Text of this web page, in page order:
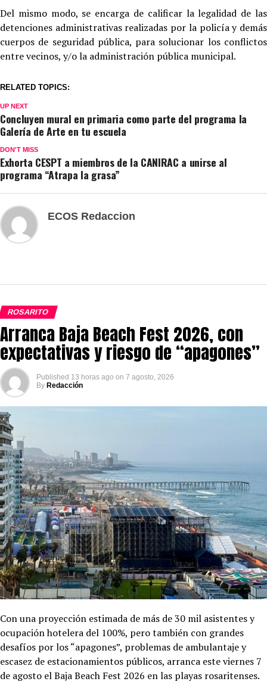
Del mismo modo, se encarga de calificar la legalidad de las
detenciones administrativas realizadas por la policía y demás
cuerpos de seguridad pública, para solucionar los conflictos
entre vecinos, y/o la administración pública municipal.
RELATED TOPICS:
UP NEXT
Concluyen mural en primaria como parte del programa la
Galería de Arte en tu escuela
DON'T MISS
Exhorta CESPT a miembros de la CANIRAC a unirse al
programa “Atrapa la grasa”
ECOS Redaccion
ROSARITO
Arranca Baja Beach Fest 2026, con
expectativas y riesgo de “apagones”
Published 13 horas ago on 7 agosto, 2026
By Redacción
Con una proyección estimada de más de 30 mil asistentes y
ocupación hotelera del 100%, pero también con grandes
desafíos por los “apagones”, problemas de ambulantaje y
escasez de estacionamientos públicos, arranca este viernes 7
de agosto el Baja Beach Fest 2026 en las playas rosaritenses.